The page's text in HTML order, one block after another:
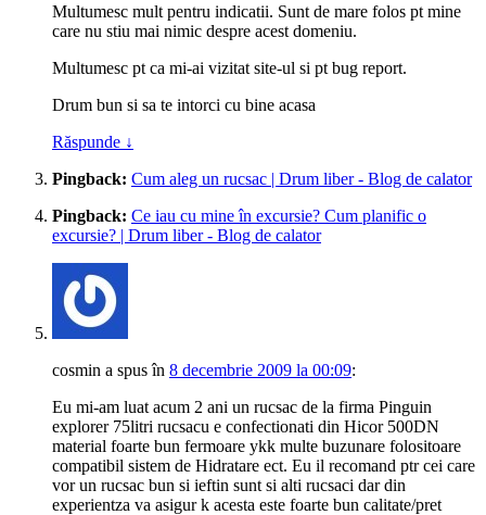
Multumesc mult pentru indicatii. Sunt de mare folos pt mine
care nu stiu mai nimic despre acest domeniu.
Multumesc pt ca mi-ai vizitat site-ul si pt bug report.
Drum bun si sa te intorci cu bine acasa
Răspunde ↓
Pingback: Cum aleg un rucsac | Drum liber - Blog de calator
Pingback: Ce iau cu mine în excursie? Cum planific o
excursie? | Drum liber - Blog de calator
cosmin a spusîn 8 decembrie 2009 la 00:09:
Eu mi-am luat acum 2 ani un rucsac de la firma Pinguin
explorer 75litri rucsacu e confectionati din Hicor 500DN
material foarte bun fermoare ykk multe buzunare folositoare
compatibil sistem de Hidratare ect. Eu il recomand ptr cei care
vor un rucsac bun si ieftin sunt si alti rucsaci dar din
experientza va asigur k acesta este foarte bun calitate/pret